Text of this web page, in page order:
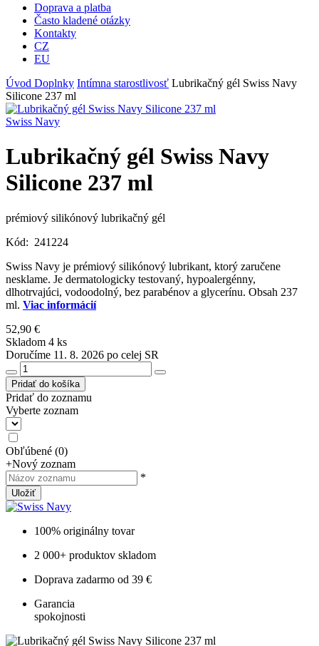
Doprava a platba
Často kladené otázky
Kontakty
CZ
EU
Úvod Doplnky Intímna starostlivosť Lubrikačný gél Swiss Navy
Silicone 237 ml
Swiss Navy
Lubrikačný gél Swiss Navy
Silicone 237 ml
prémiový silikónový lubrikačný gél
Kód: 241224
Swiss Navy je prémiový silikónový lubrikant, ktorý zaručene
nesklame. Je dermatologicky testovaný, hypoalergénny,
dlhotrvajúci, vodoodolný, bez parabénov a glycerínu. Obsah 237
ml. Viac informácií
52,90 €
Skladom 4 ks
Doručíme 11. 8. 2026 po celej SR
Pridať do košíka
Pridať do zoznamu
Vyberte zoznam
Obľúbené (0)
+Nový zoznam
*
Uložiť
100% originálny tovar
2 000+ produktov skladom
Doprava zadarmo od 39 €
Garancia
spokojnosti